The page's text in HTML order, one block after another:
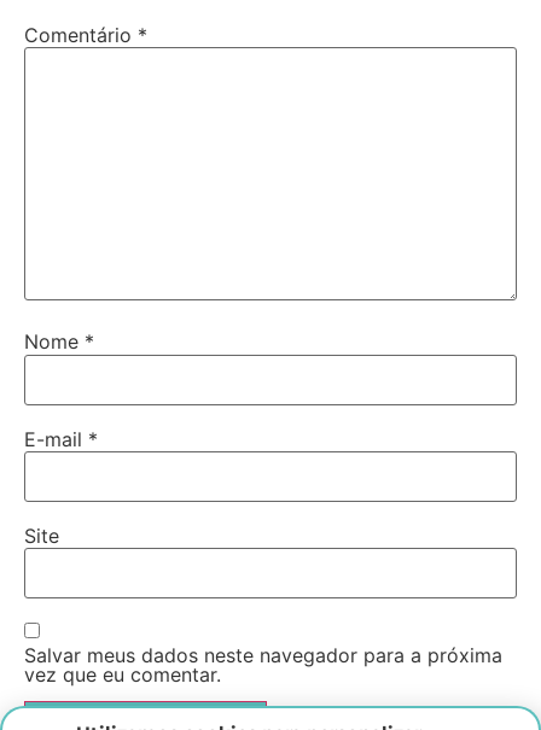
Comentário *
Nome *
E-mail *
Site
Salvar meus dados neste navegador para a próxima
vez que eu comentar.